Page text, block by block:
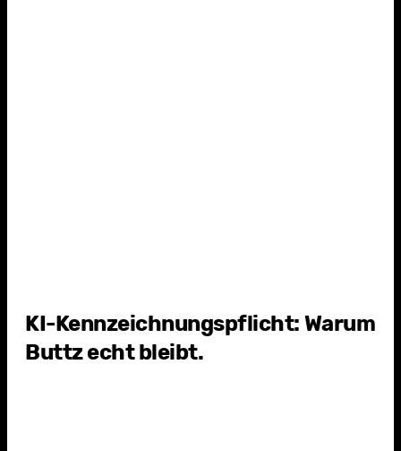
KI-Kennzeichnungspflicht: Warum
Buttz echt bleibt.